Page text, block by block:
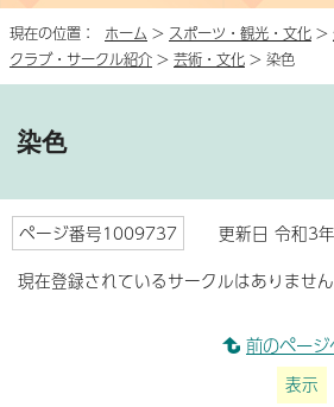
現在の位置： ホーム > スポーツ・観光・文化 >
クラブ・サークル紹介 > 芸術・文化 > 染色
染色
ページ番号1009737
更新日 令和3
現在登録されているサークルはありません
前のページ
表示